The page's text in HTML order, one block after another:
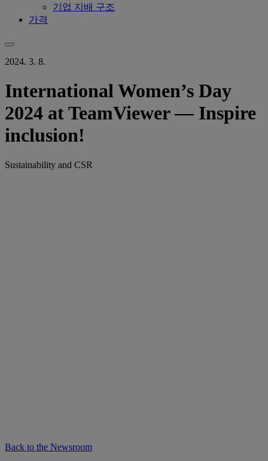
기업 지배 구조
가격
2024. 3. 8.
International Women’s Day
2024 at TeamViewer — Inspire
inclusion!
Sustainability and CSR
Back to the Newsroom